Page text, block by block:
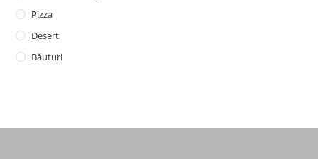
Pizza
Desert
Băuturi